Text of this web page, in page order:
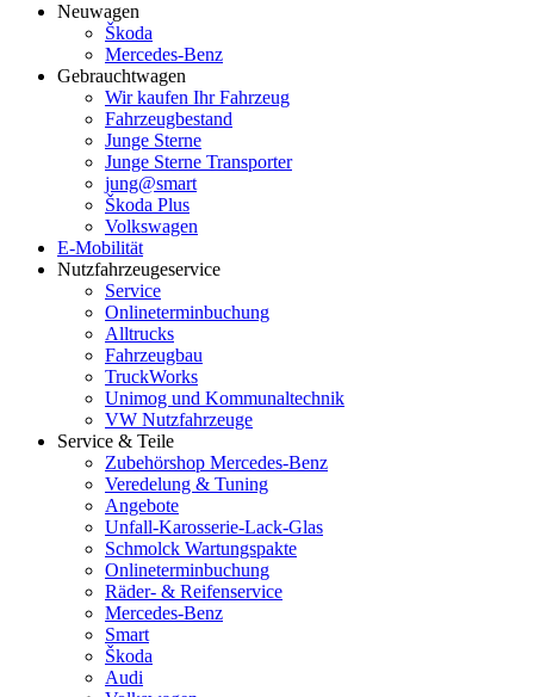
Neuwagen
Škoda
Mercedes-Benz
Gebrauchtwagen
Wir kaufen Ihr Fahrzeug
Fahrzeugbestand
Junge Sterne
Junge Sterne Transporter
jung@smart
Škoda Plus
Volkswagen
E-Mobilität
Nutzfahrzeugeservice
Service
Onlineterminbuchung
Alltrucks
Fahrzeugbau
TruckWorks
Unimog und Kommunaltechnik
VW Nutzfahrzeuge
Service & Teile
Zubehörshop Mercedes-Benz
Veredelung & Tuning
Angebote
Unfall-Karosserie-Lack-Glas
Schmolck Wartungspakte
Onlineterminbuchung
Räder- & Reifenservice
Mercedes-Benz
Smart
Škoda
Audi